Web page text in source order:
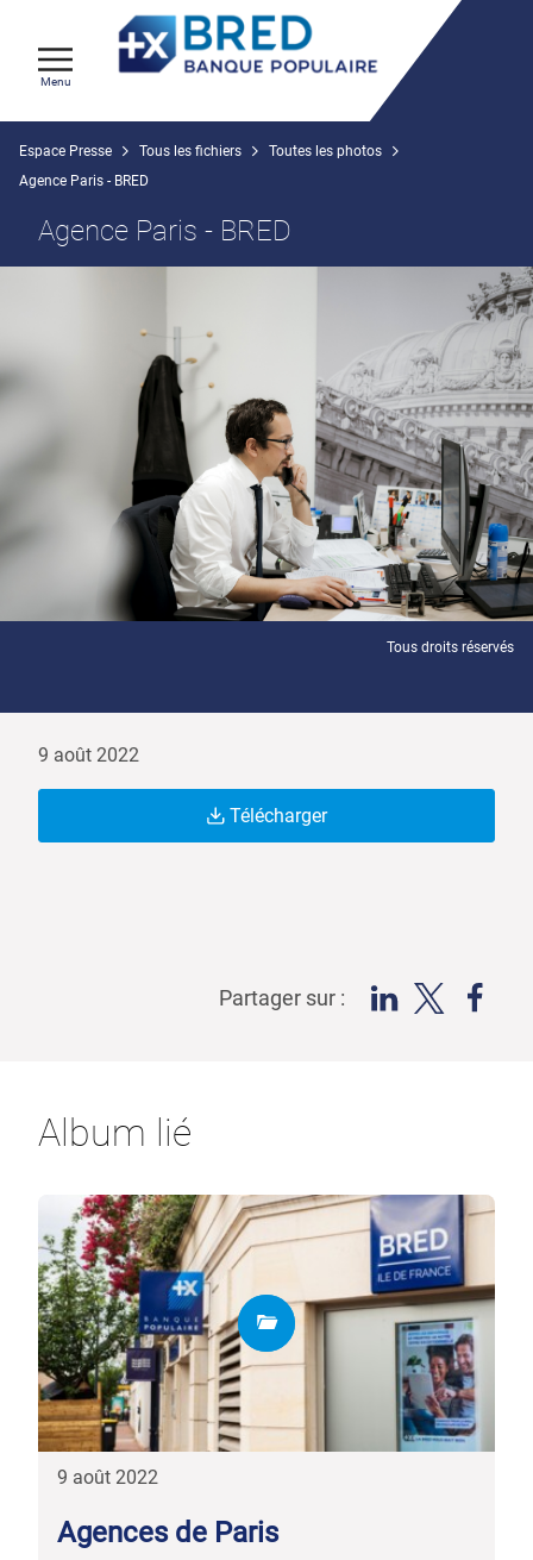
Menu
Espace Presse Tous les fichiers
Toutes les photos
Agence Paris - BRED
9 août 2022
Télécharger
Agence Paris - BRED
Tous droits réservés
Partager sur :
Album lié
9 août 2022
Agences de Paris